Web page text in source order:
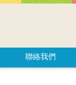
聯絡我們